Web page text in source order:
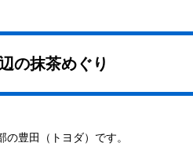
の抹茶めぐり
豊田（トヨダ）です。